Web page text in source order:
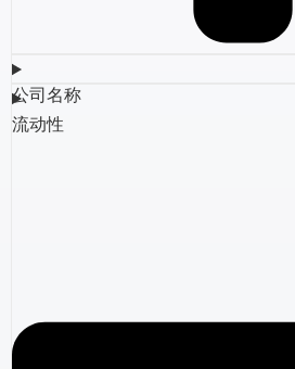
公司名称
流动性